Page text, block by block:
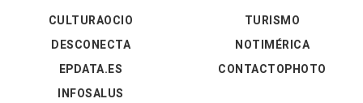
CULTURAOCIO
DESCONECTA
EPDATA.ES
INFOSALUS
TURISMO
NOTIMÉRICA
CONTACTOPHOTO